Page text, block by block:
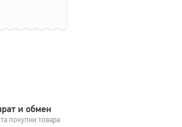
и обмен
покупки товара